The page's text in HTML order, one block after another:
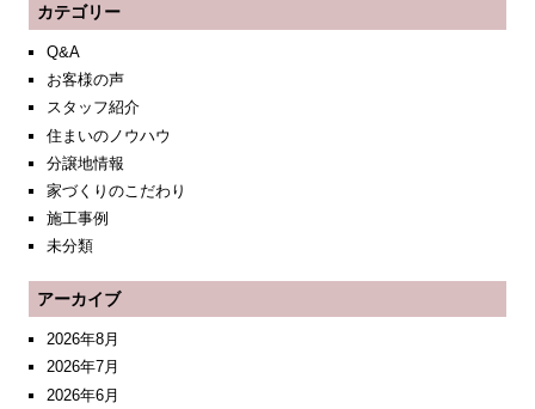
カテゴリー
Q&A
お客様の声
スタッフ紹介
住まいのノウハウ
分譲地情報
家づくりのこだわり
施工事例
未分類
アーカイブ
2026年8月
2026年7月
2026年6月